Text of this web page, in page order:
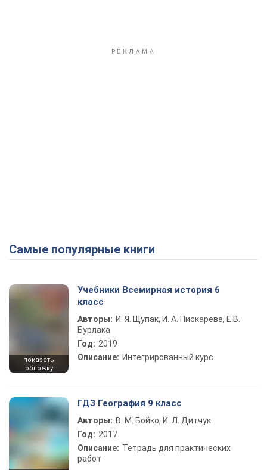
Самые популярные книги
показать
обложку
Учебники Всемирная история 6
класс
Авторы: И. Я. Щупак, И. А. Пискарева, Е.В.
Бурлака
Год: 2019
Описание: Интегрированный курс
ГДЗ География 9 класс
Авторы: В. М. Бойко, И. Л. Дитчук
Год: 2017
Описание: Тетрадь для практических
работ